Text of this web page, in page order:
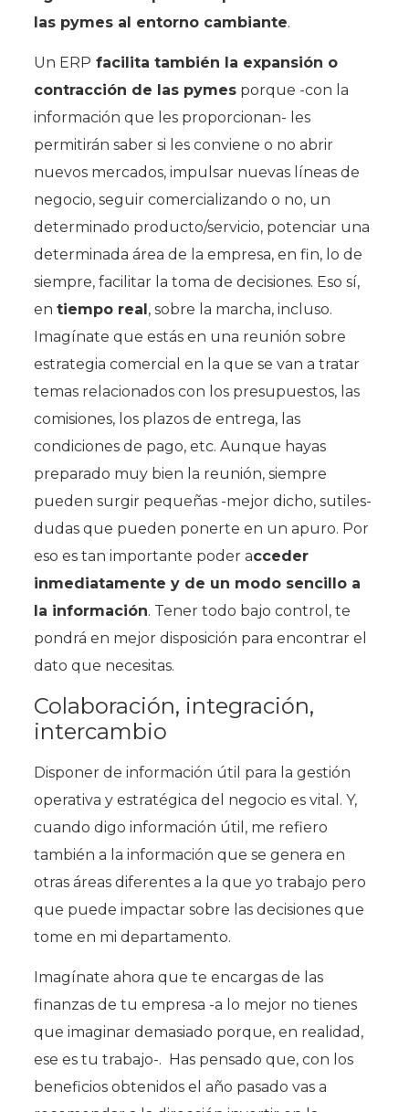
las pymes al entorno cambiante.
Un ERP facilita también la expansión o
contracción de las pymes porque -con la
información que les proporcionan- les
permitirán saber si les conviene o no abrir
nuevos mercados, impulsar nuevas líneas de
negocio, seguir comercializando o no, un
determinado producto/servicio, potenciar una
determinada área de la empresa, en fin, lo de
siempre, facilitar la toma de decisiones. Eso sí,
en tiempo real, sobre la marcha, incluso.
Imagínate que estás en una reunión sobre
estrategia comercial en la que se van a tratar
temas relacionados con los presupuestos, las
comisiones, los plazos de entrega, las
condiciones de pago, etc. Aunque hayas
preparado muy bien la reunión, siempre
pueden surgir pequeñas -mejor dicho, sutiles-
dudas que pueden ponerte en un apuro. Por
eso es tan importante poder acceder
inmediatamente y de un modo sencillo a
la información. Tener todo bajo control, te
pondrá en mejor disposición para encontrar el
dato que necesitas.
Colaboración, integración,
intercambio
Disponer de información útil para la gestión
operativa y estratégica del negocio es vital. Y,
cuando digo información útil, me refiero
también a la información que se genera en
otras áreas diferentes a la que yo trabajo pero
que puede impactar sobre las decisiones que
tome en mi departamento.
Imagínate ahora que te encargas de las
finanzas de tu empresa -a lo mejor no tienes
que imaginar demasiado porque, en realidad,
ese es tu trabajo-. Has pensado que, con los
beneficios obtenidos el año pasado vas a